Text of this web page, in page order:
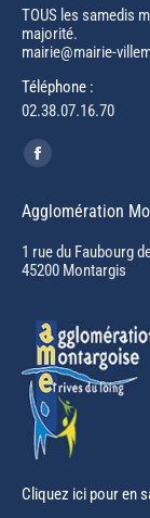
TOUS les samedis
majorité.
mairie@mairie-
Téléphone :
02.38.07.16.70
Trouvez nous sur :
Facebook
opens
in
new
Agglomération
1 rue du Faubourg
45200 Montargis
Cliquez ici pour en